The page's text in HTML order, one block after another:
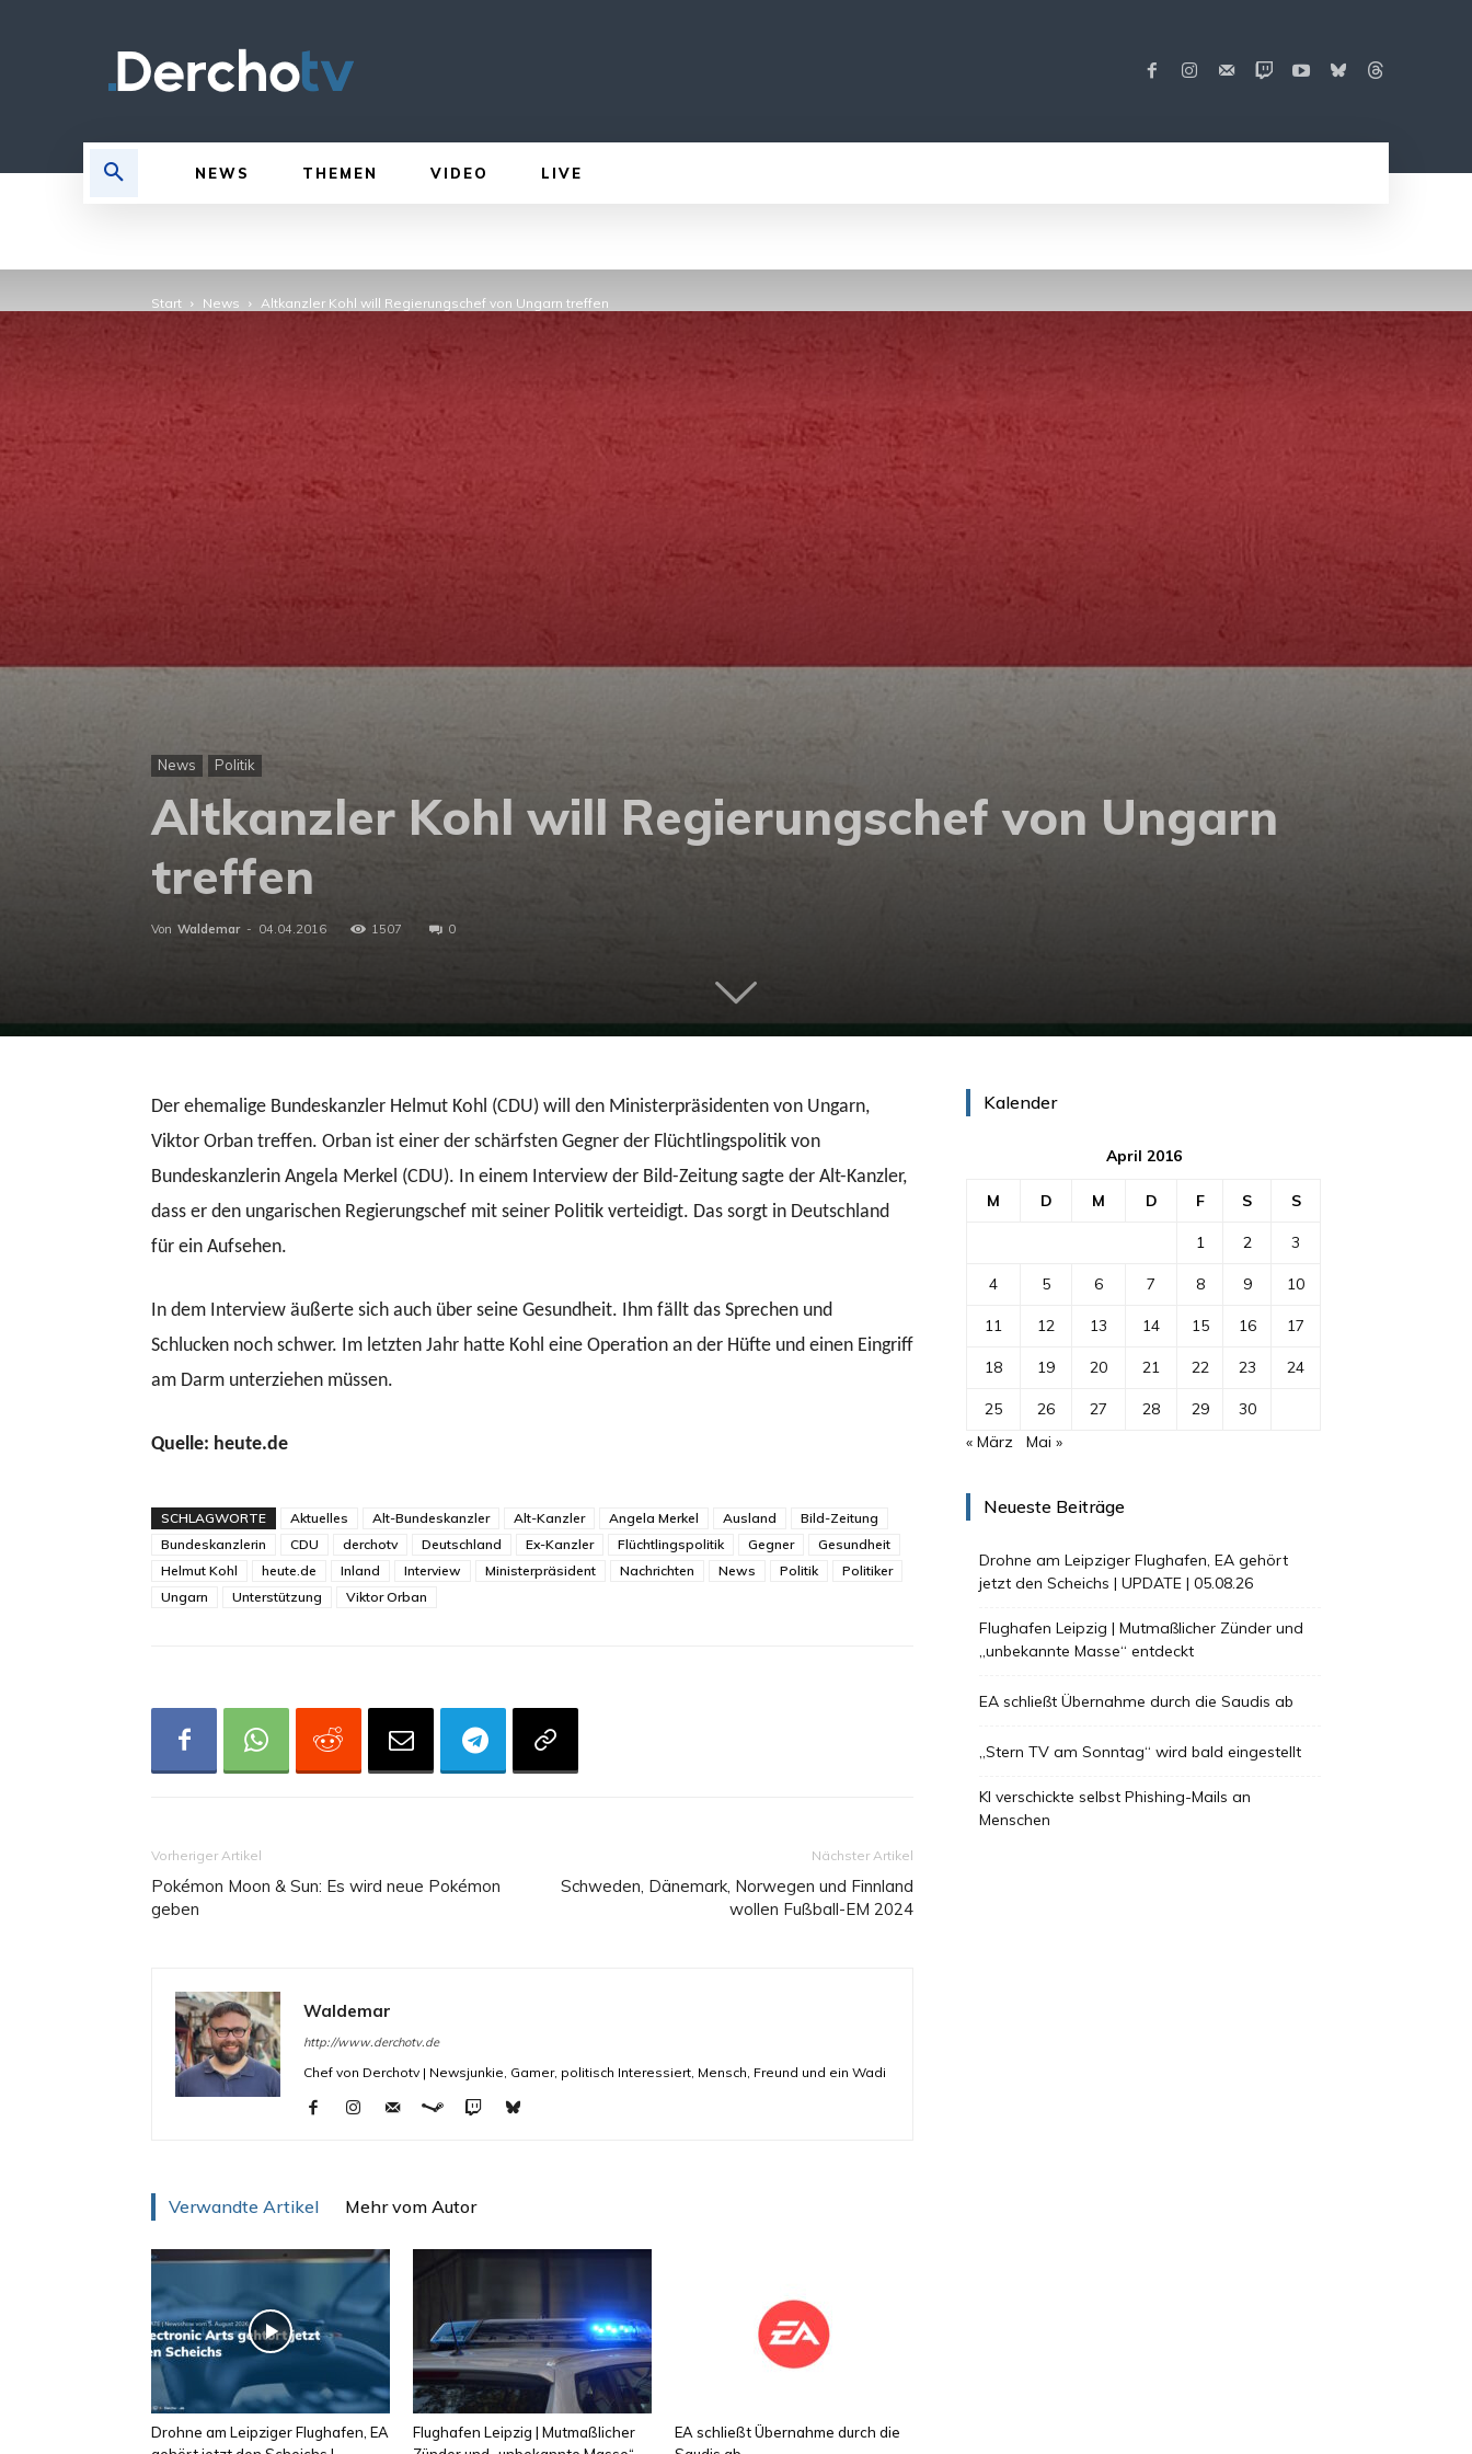
NEWS THEMEN VIDEO LIVE
Start News Altkanzler Kohl will Regierungschef von Ungarn treffen
News Politik
Altkanzler Kohl will Regierungschef von Ungarn
treffen
Von Waldemar - 04.04.2016 1507 0
Der ehemalige Bundeskanzler Helmut Kohl (CDU) will den Ministerpräsidenten von Ungarn,
Viktor Orban treffen. Orban ist einer der schärfsten Gegner der Flüchtlingspolitik von
Bundeskanzlerin Angela Merkel (CDU). In einem Interview der Bild-Zeitung sagte der Alt-Kanzler,
dass er den ungarischen Regierungschef mit seiner Politik verteidigt. Das sorgt in Deutschland
für ein Aufsehen.
In dem Interview äußerte sich auch über seine Gesundheit. Ihm fällt das Sprechen und
Schlucken noch schwer. Im letzten Jahr hatte Kohl eine Operation an der Hüfte und einen Eingriff
am Darm unterziehen müssen.
Quelle: heute.de
SCHLAGWORTE Aktuelles Alt-Bundeskanzler Alt-Kanzler Angela Merkel Ausland
Bild-Zeitung
Bundeskanzlerin
CDU derchotv Deutschland Ex-Kanzler Flüchtlingspolitik Gegner
Gesundheit
Helmut Kohl
heute.de Inland Interview Ministerpräsident Nachrichten News Politik
Politiker
Ungarn
Unterstützung Viktor Orban
Vorheriger Artikel
Pokémon Moon & Sun: Es wird neue Pokémon
geben
Nächster Artikel
Schweden, Dänemark, Norwegen und Finnland
wollen Fußball-EM 2024
Waldemar
http://www.derchotv.de
Chef von Derchotv | Newsjunkie, Gamer, politisch Interessiert, Mensch, Freund und ein Wadi
Verwandte Artikel Mehr vom Autor
Drohne am Leipziger Flughafen, EA
Flughafen Leipzig | Mutmaßlicher
EA schließt Übernahme durch die
Kalender
April 2016
M D M D F S S
1 2 3
4 5 6 7 8 9 10
11 12 13 14 15 16 17
18 19 20 21 22 23 24
25 26 27 28 29
30
« März
Mai »
Neueste Beiträge
Drohne am Leipziger Flughafen, EA gehört
jetzt den Scheichs | UPDATE | 05.08.26
Flughafen Leipzig | Mutmaßlicher Zünder und
„unbekannte Masse“ entdeckt
EA schließt Übernahme durch die Saudis ab
„Stern TV am Sonntag“ wird bald eingestellt
KI verschickte selbst Phishing-Mails an
Menschen